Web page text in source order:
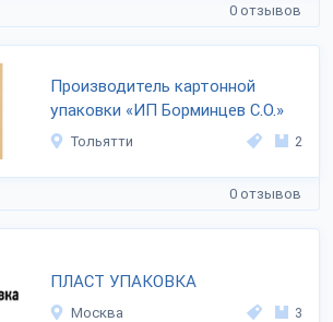
0 отзывов
Производитель картонной
упаковки «ИП Борминцев С.О.»
Тольятти 2
0 отзывов
ПЛАСТ УПАКОВКА
Москва 3